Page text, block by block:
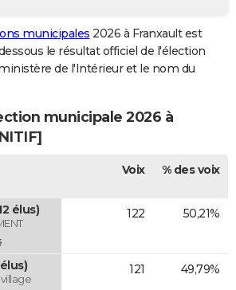
municipales 2026 à Franxault est
le résultat officiel de l'élection
de l'Intérieur et le nom du
municipale 2026 à
Voix % des voix
élus) 122 50,21%
121 49,79%